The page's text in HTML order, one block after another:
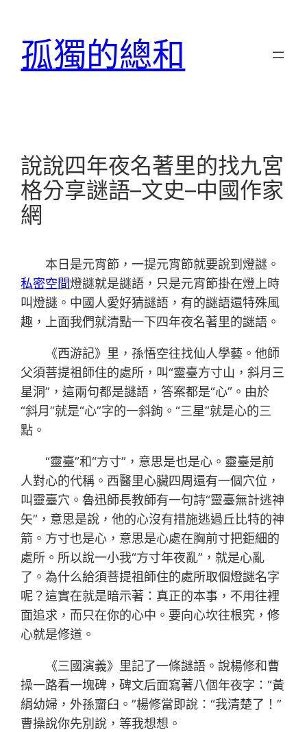
孤獨的總和
說說四年夜名著里的找九宮
格分享謎語–文史–中國作家
網
本日是元宵節，一提元宵節就要說到燈謎。
私密空間燈謎就是謎語，只是元宵節掛在燈上時
叫燈謎。中國人愛好猜謎語，有的謎語還特殊風
趣，上面我們就清點一下四年夜名著里的謎語。
《西游記》里，孫悟空往找仙人學藝。他師
父須菩提祖師住的處所，叫“靈臺方寸山，斜月三
星洞”，這兩句都是謎語，答案都是“心”。由於
“斜月”就是“心”字的一斜鉤。“三星”就是心的三
點。
“靈臺”和“方寸”，意思是也是心。靈臺是前
人對心的代稱。西醫里心臟四周還有一個穴位，
叫靈臺穴。魯迅師長教師有一句詩“靈臺無計逃神
矢”，意思是說，他的心沒有措施逃過丘比特的神
箭。方寸也是心，意思是心處在胸前寸把鉅細的
處所。所以說一小我“方寸年夜亂”，就是心亂
了。為什么給須菩提祖師住的處所取個燈謎名字
呢？這實在就是暗示著：真正的本事，不用往裡
面追求，而只在你的心中。要向心坎往根究，修
心就是修道。
《三國演義》里記了一條謎語。說楊修和曹
操一路看一塊碑，碑文后面寫著八個年夜字：“黃
絹幼婦，外孫齏臼。”楊修當即說：“我清楚了！”
曹操說你先別說，等我想想。